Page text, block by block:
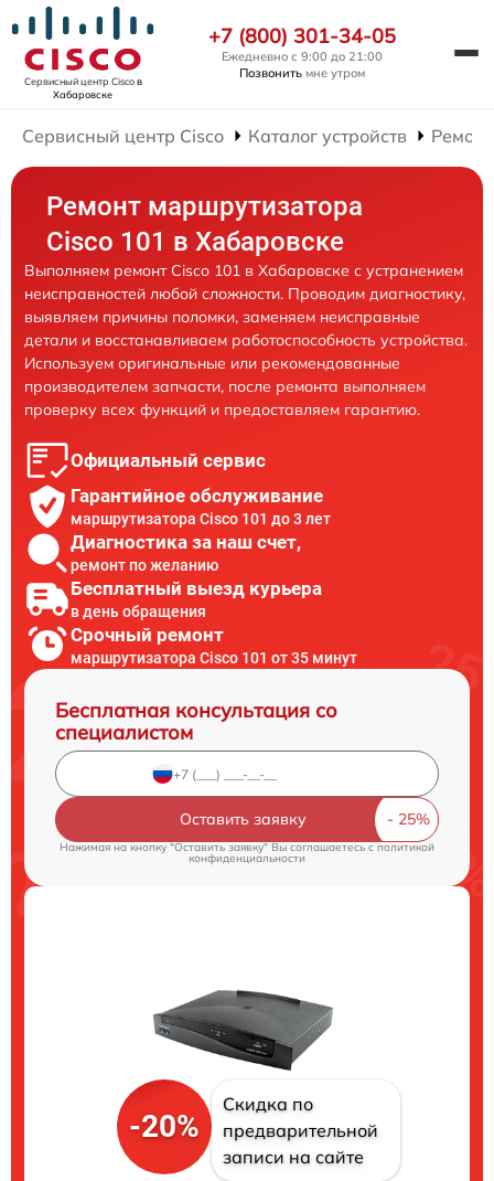
Сервисный центр Ciscoв
Хабаровске
+7 (800) 301-34-05
Ежедневно с 9:00 до 21:00
Позвонить мне утром
Сервисный центр Cisco Каталог устройств
Ремонт маршрутизатора
Cisco 101 в Хабаровске
Выполняем ремонт Cisco 101 в Хабаровске с устранением
неисправностей любой сложности. Проводим диагностику,
выявляем причины поломки, заменяем неисправные
детали и восстанавливаем работоспособность устройства.
Используем оригинальные или рекомендованные
производителем запчасти, после ремонта выполняем
проверку всех функций и предоставляем гарантию.
Официальный сервис
Гарантийное обслуживание
маршрутизатора Cisco 101 до 3 лет
Диагностика за наш счет,
ремонт по желанию
Бесплатный выезд курьера
в день обращения
Срочный ремонт
маршрутизатора Cisco 101 от 35 минут
Бесплатная консультация со
специалистом
Оставить заявку
Нажимая на кнопку "Оставить заявку" Вы соглашаетесь cполитикой
конфиденциальности
-20%
Скидка по
предварительной
записи на сайте